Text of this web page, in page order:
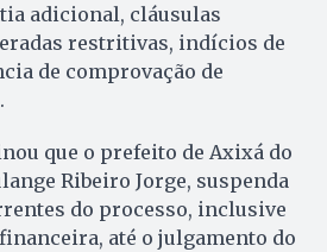
adicional, cláusulas
restritivas, indícios de
de comprovação de
que o prefeito de Axixá do
Ribeiro Jorge, suspenda
do processo, inclusive
até o julgamento do